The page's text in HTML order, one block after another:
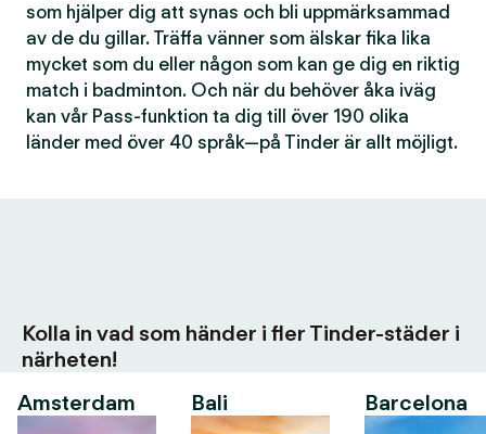
som hjälper dig att synas och bli uppmärksammad
av de du gillar. Träffa vänner som älskar fika lika
mycket som du eller någon som kan ge dig en riktig
match i badminton. Och när du behöver åka iväg
kan vår Pass-funktion ta dig till över 190 olika
länder med över 40 språk—på Tinder är allt möjligt.
Kolla in vad som händer i fler Tinder-städer i
närheten!
Amsterdam
Bali Barcelona